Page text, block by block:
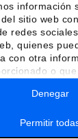
información
sitio web
redes
quienes
con otra
o
a partir del uso
servicios.
Permitir
Denegar
y normas
Sitemap